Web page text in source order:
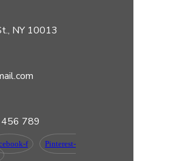
NY 10013
789
f
Pinterest-